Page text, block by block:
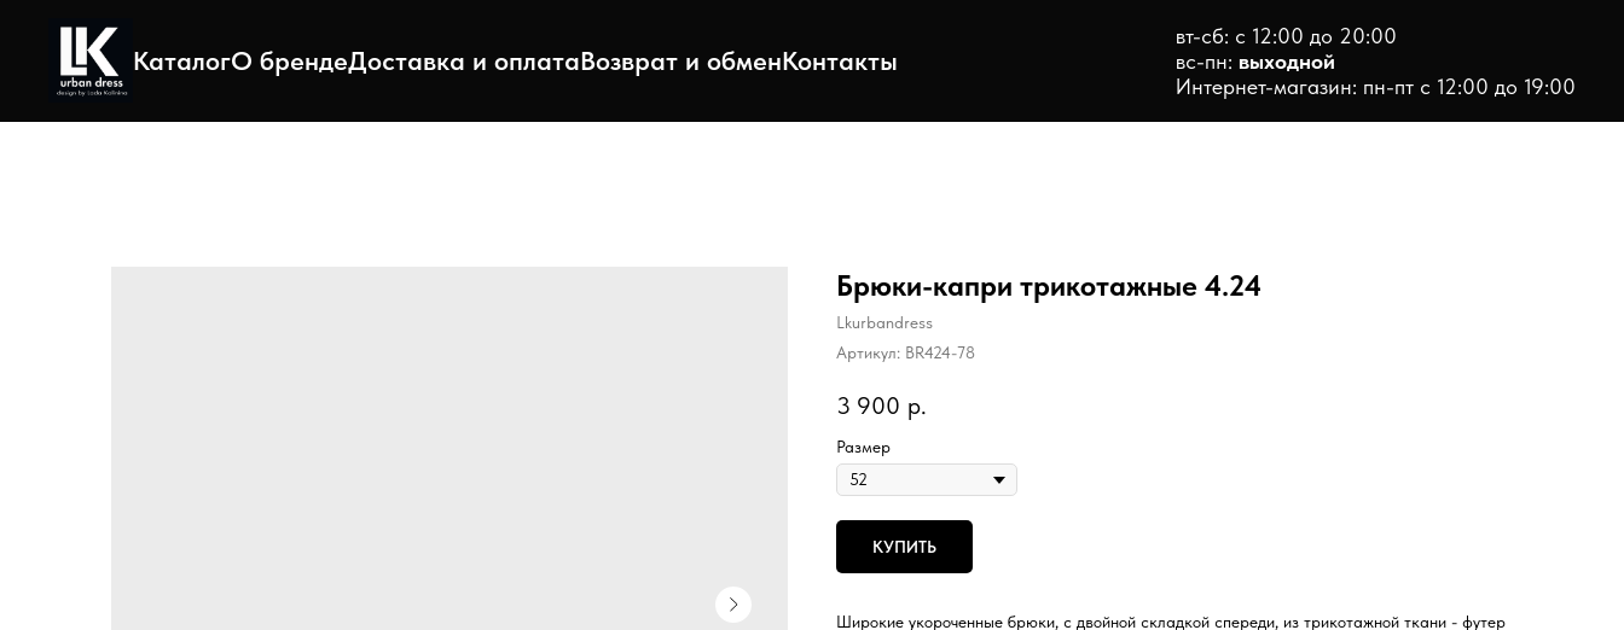
КаталогО брендеДоставка и оплатаВозврат и обменКонтакты
вт-сб: с 12:00 до 20:00
вс-пн: выходной
Интернет-магазин: пн-пт с 12:00 до 19:00
Брюки-капри трикотажные 4.24
Lkurbandress
Артикул: BR424-78
3 900 р.
Размер
КУПИТЬ
Широкие укороченные брюки, с двойной складкой спереди, из трикотажной ткани - футер